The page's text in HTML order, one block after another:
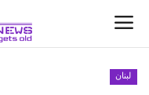
لبنان